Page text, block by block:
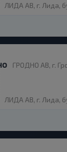
ЛИДА АВ, г. Лида,
ГРОДНО АВ, г.
ЛИДА АВ, г. Лида,